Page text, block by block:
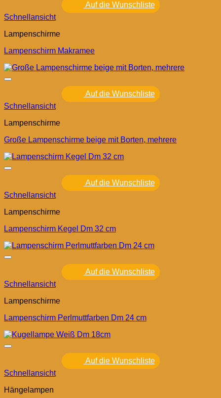
Auf die Wunschliste
Schnellansicht
Lampenschirme
Lampenschirm Makramee
Auf die Wunschliste
Schnellansicht
Lampenschirme
Große Lampenschirme beige mit Borten, mehrere
Auf die Wunschliste
Schnellansicht
Lampenschirme
Lampenschirm Kegel Dm 32 cm
Auf die Wunschliste
Schnellansicht
Lampenschirme
Lampenschirm Perlmuttfarben Dm 24 cm
Auf die Wunschliste
Schnellansicht
Hängelampen